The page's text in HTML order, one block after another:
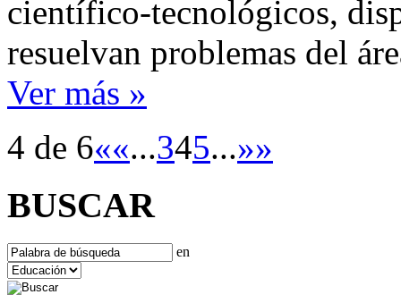
científico-tecnológicos,
resuelvan problemas del
Ver más »
4 de 6««...345...»»
BUSCAR
en